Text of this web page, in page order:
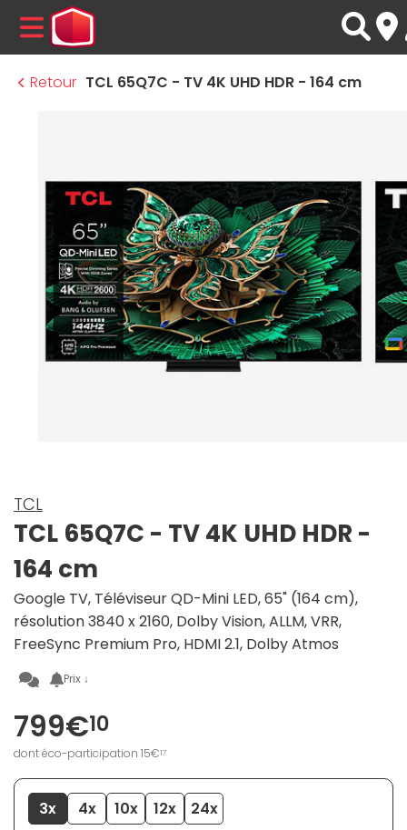
MENU
Retour TCL 65Q7C - TV 4K UHD HDR - 164 cm
TCL
TCL 65Q7C - TV 4K UHD HDR -
164 cm
Google TV, Téléviseur QD-Mini LED, 65" (164 cm),
résolution 3840 x 2160, Dolby Vision, ALLM, VRR,
FreeSync Premium Pro, HDMI 2.1, Dolby Atmos
Prix ↓
799€10
dont éco-participation 15€17
3x 4x 10x 12x
24x